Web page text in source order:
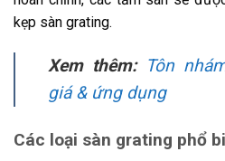
kẹp sàn grating.
Xem thêm: Tôn
giá & ứng dụng
Các loại sàn grating phổ